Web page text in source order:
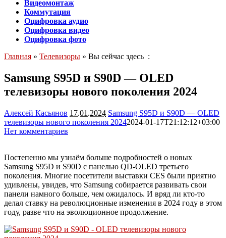
Видеомонтаж
Коммутация
Оцифровка аудио
Оцифровка видео
Оцифровка фото
Главная » Телевизоры » Вы сейчас здесь :
Samsung S95D и S90D — OLED
телевизоры нового поколения 2024
Алексей Касьянов 17.01.2024 Samsung S95D и S90D — OLED
телевизоры нового поколения 20242024-01-17T21:12:12+03:00
Нет комментариев
Постепенно мы узнаём больше подробностей о новых
Samsung S95D и S90D с панелью QD-OLED третьего
поколения. Многие посетители выставки CES были приятно
удивлены, увидев, что Samsung собирается развивать свои
панели намного больше, чем ожидалось. И вряд ли кто-то
делал ставку на революционные изменения в 2024 году в этом
году, разве что на эволюционное продолжение.